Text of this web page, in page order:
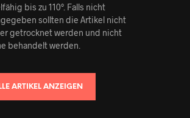
bis zu 110°. Falls nicht
sollten die Artikel nicht
getrocknet werden und nicht
behandelt werden.
ARTIKEL ANZEIGEN